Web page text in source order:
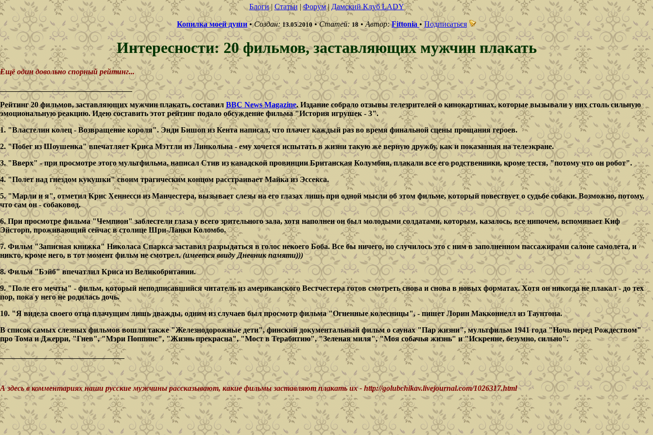
Блоги| Статьи |Форум| Дамский Клуб LADY
Копилка моей души•Создан: 13.05.2010 •Статей: 18 •Автор: Fittonia •Подписаться
Интересности: 20 фильмов, заставляющих мужчин плакать
Ещё один довольно спорный рейтинг...
__________________________________
Рейтинг 20 фильмов, заставляющих мужчин плакать, составил BBC News Magazine. Издание собрало отзывы телезрителей о кинокартинах, которые вызывали у них столь сильную
эмоциональную реакцию. Идею составить этот рейтинг подало обсуждение фильма "История игрушек - 3".
1. "Властелин колец - Возвращение короля". Энди Бишоп из Кента написал, что плачет каждый раз во время финальной сцены прощания героев.
2. "Побег из Шоушенка" впечатляет Криса Мэттли из Линкольна - ему хочется испытать в жизни такую же верную дружбу, как и показанная на телеэкране.
3. "Вверх" - при просмотре этого мультфильма, написал Стив из канадской провинции Британская Колумбия, плакали все его родственники, кроме тестя, "потому что он робот".
4. "Полет над гнездом кукушки" своим трагическим концом расстраивает Майка из Эссекса.
5. "Марли и я", отметил Крис Хеннесси из Манчестера, вызывает слезы на его глазах лишь при одной мысли об этом фильме, который повествует о судьбе собаки. Возможно, потому,
что сам он - собаковод.
6. При просмотре фильма "Чемпион" заблестели глаза у всего зрительного зала, хотя наполнен он был молодыми солдатами, которым, казалось, все нипочем, вспоминает Киф
Эйсторп, проживающий сейчас в столице Шри-Ланки Коломбо.
7. Фильм "Записная книжка" Николаса Спаркса заставил разрыдаться в голос некоего Боба. Все бы ничего, но случилось это с ним в заполненном пассажирами салоне самолета, и
никто, кроме него, в тот момент фильм не смотрел.(имеется ввиду Дневник памяти)))
8. Фильм "Бэйб" впечатлил Криса из Великобритании.
9. "Поле его мечты" - фильм, который неподписавшийся читатель из американского Вестчестера готов смотреть снова и снова в новых форматах. Хотя он никогда не плакал - до тех
пор, пока у него не родилась дочь.
10. "Я видела своего отца плачущим лишь дважды, одним из случаев был просмотр фильма "Огненные колесницы", - пишет Лорин Макконнелл из Таунтона.
В список самых слезных фильмов вошли также "Железнодорожные дети", финский документальный фильм о саунах "Пар жизни", мультфильм 1941 года "Ночь перед Рождеством"
про Тома и Джерри, "Гнев", "Мэри Поппинс", "Жизнь прекрасна", "Мост в Терабитию", "Зеленая миля", "Моя собачья жизнь" и "Искренне, безумно, сильно".
________________________________
А здесь в комментариях наши русские мужчины рассказывают, какие фильмы заставляют плакать их - http://golubchikav.livejournal.com/1026317.html